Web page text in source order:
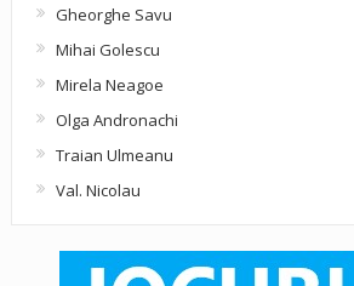
Gheorghe Savu
Mihai Golescu
Mirela Neagoe
Olga Andronachi
Traian Ulmeanu
Val. Nicolau